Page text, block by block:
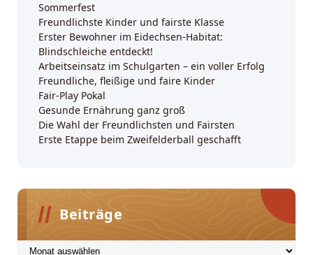
Sommerfest
Freundlichste Kinder und fairste Klasse
Erster Bewohner im Eidechsen-Habitat:
Blindschleiche entdeckt!
Arbeitseinsatz im Schulgarten – ein voller Erfolg
Freundliche, fleißige und faire Kinder
Fair-Play Pokal
Gesunde Ernährung ganz groß
Die Wahl der Freundlichsten und Fairsten
Erste Etappe beim Zweifelderball geschafft
Beiträge
Beiträge